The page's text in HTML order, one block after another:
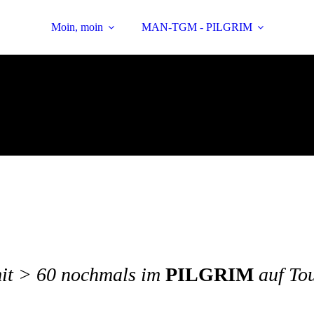
Moin, moin MAN-TGM - PILGRIM
> 60 nochmals im PILGRIM auf